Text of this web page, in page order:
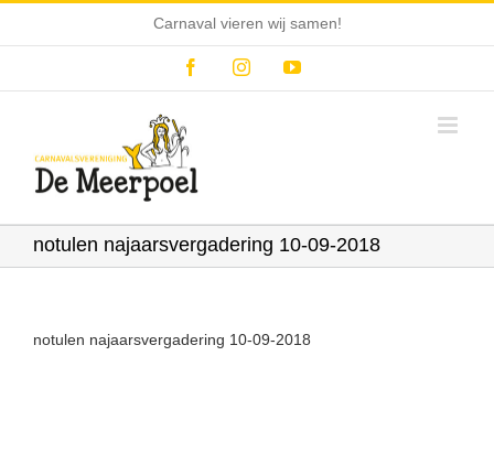
Carnaval vieren wij samen!
FacebookInstagramYouTube
notulen najaarsvergadering 10-09-2018
notulen najaarsvergadering 10-09-2018